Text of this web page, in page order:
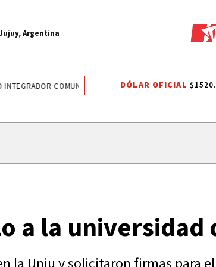
Argentina
VINALITO CENTRO INTEGRADOR
DÓLAR OFICIAL
a la universidad
la Unju y solicitaron firmas para